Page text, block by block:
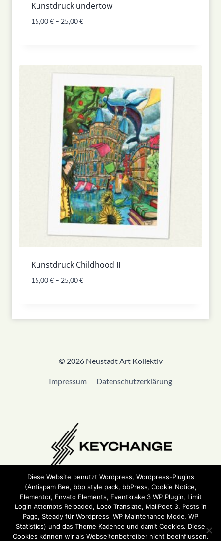
Kunstdruck undertow
15,00€ – 25,00€
Kunstdruck Childhood II
15,00€ – 25,00€
© 2026 Neustadt Art Kollektiv
Impressum Datenschutzerklärung
Wir sind Teil vonKeychange und haben einePledge
unterzeichnet.
Diese Website benutzt Wordpress, Wordpress-Plugins
(Antispam Bee, bbp style pack, bbPress, Cookie Notice,
Elementor, Envato Elements, Eventkrake 3 WP Plugin, Limit
Login Attempts Reloaded, Loco Translate, MailPoet 3, Posts in
Page, Steady für Wordpress, WP Maintenance Mode, WP
Statistics) und das Theme Kadence und damit Cookies. Diese
Cookies können wir als Webseitenbetreiber nicht beeinflussen.